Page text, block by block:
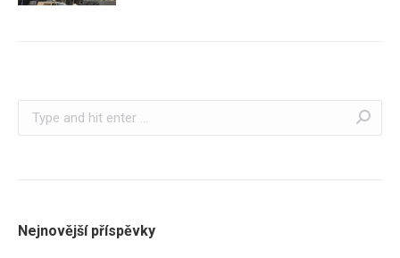
Search:
Nejnovější příspěvky